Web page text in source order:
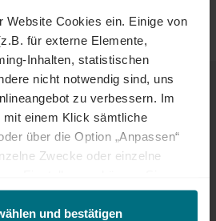
Website Cookies ein. Einige von
für externe Elemente,
Inhalten, statistischen
nicht notwendig sind, uns
zu verbessern. Im
mit einem Klick sämtliche
über die Option „Anpassen“
Zwecke oder einzelne
Cookie-Hinweisaufrufen
anpassen. Weitere
und bestätigen
QUALIFIKATIONEN
Rollen in strategische
in Performance Marketing, Brand
oder übernimm
Team Lead, Senior Marketing Manager
in Marketing Analytics,
Automation öffnen Dir neue Türen.